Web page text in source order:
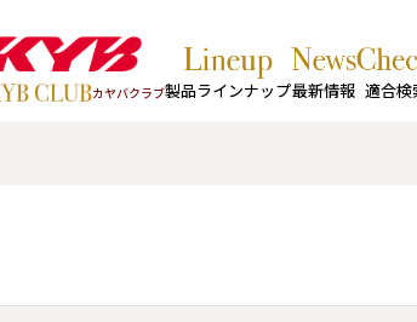
カヤバクラブ製品ラインナップ最新情報 適合検